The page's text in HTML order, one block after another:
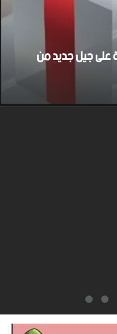
على جيل جديد من